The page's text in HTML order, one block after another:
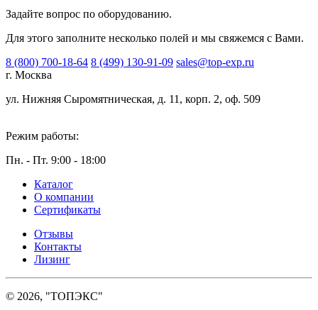
Задайте вопрос по оборудованию.
Для этого заполните несколько полей и мы свяжемся с Вами.
8 (800) 700-18-64 8 (499) 130-91-09 sales@top-exp.ru
г. Москва
ул. Нижняя Сыромятническая, д. 11, корп. 2, оф. 509
Режим работы:
Пн. - Пт. 9:00 - 18:00
Каталог
О компании
Сертификаты
Отзывы
Контакты
Лизинг
© 2026, "ТОПЭКС"